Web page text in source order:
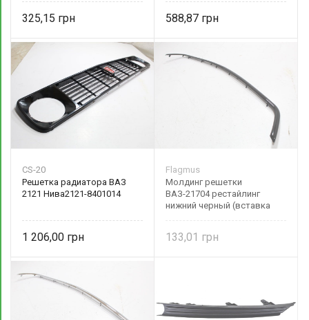
325,15 588,87
CS-20
Решетка радиатора ВАЗ
2121 Нива2121-8401014
1 206,00
Flagmus
Молдинг решетки
ВАЗ-21704 рестайлинг
нижний черный (вставка
133,01